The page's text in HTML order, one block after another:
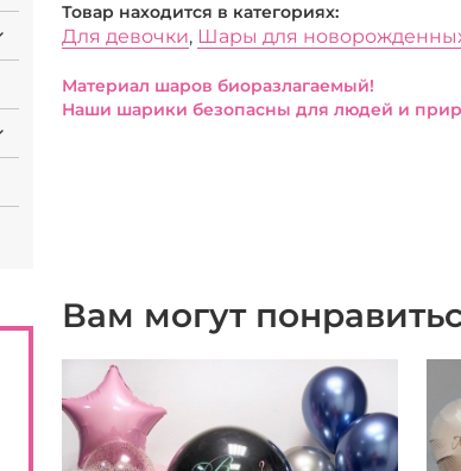
Товар находится в категориях:
Для девочки, Шары для
Материал шаров биоразлагаемый!
Наши шарики безопасны для людей и
Вам могут